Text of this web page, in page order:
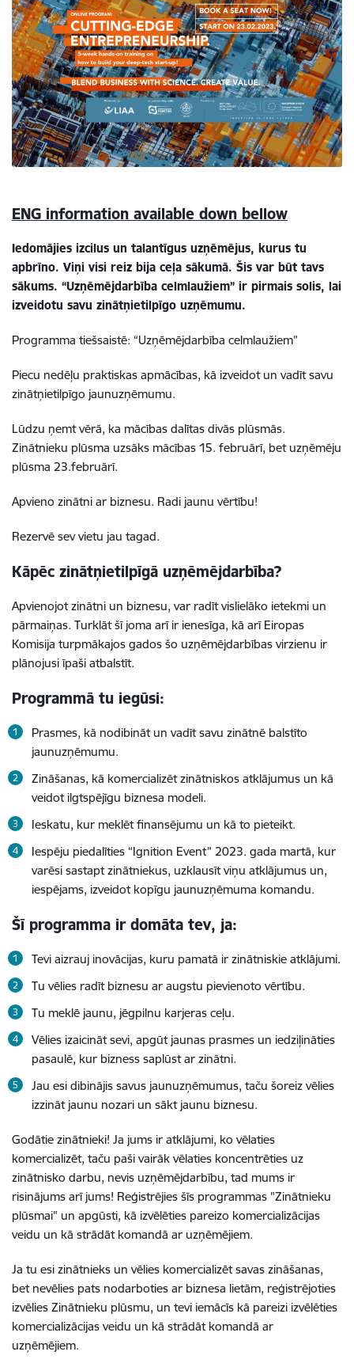
ENG information available down bellow
Iedomājies izcilus un talantīgus uzņēmējus, kurus tu
apbrīno. Viņi visi reiz bija ceļa sākumā. Šis var būt tavs
sākums. “Uzņēmējdarbība celmlaužiem” ir pirmais solis, lai
izveidotu savu zinātņietilpīgo uzņēmumu.
Programma tiešsaistē: “Uzņēmējdarbība celmlaužiem”
Piecu nedēļu praktiskas apmācības, kā izveidot un vadīt savu
zinātņietilpīgo jaunuzņēmumu.
Lūdzu ņemt vērā, ka mācības dalītas divās plūsmās.
Zinātnieku plūsma uzsāks mācības 15. februārī, bet uzņēmēju
plūsma 23.februārī.
Apvieno zinātni ar biznesu. Radi jaunu vērtību!
Rezervē sev vietu jau tagad.
Kāpēc zinātņietilpīgā uzņēmējdarbība?
Apvienojot zinātni un biznesu, var radīt vislielāko ietekmi un
pārmaiņas. Turklāt šī joma arī ir ienesīga, kā arī Eiropas
Komisija turpmākajos gados šo uzņēmējdarbības virzienu ir
plānojusi īpaši atbalstīt.
Programmā tu iegūsi:
Prasmes, kā nodibināt un vadīt savu zinātnē balstīto
jaunuzņēmumu.
Zināšanas, kā komercializēt zinātniskos atklājumus un kā
veidot ilgtspējīgu biznesa modeli.
Ieskatu, kur meklēt finansējumu un kā to pieteikt.
Iespēju piedalīties “Ignition Event” 2023. gada martā, kur
varēsi sastapt zinātniekus, uzklausīt viņu atklājumus un,
iespējams, izveidot kopīgu jaunuzņēmuma komandu.
Šī programma ir domāta tev, ja:
Tevi aizrauj inovācijas, kuru pamatā ir zinātniskie atklājumi.
Tu vēlies radīt biznesu ar augstu pievienoto vērtību.
Tu meklē jaunu, jēgpilnu karjeras ceļu.
Vēlies izaicināt sevi, apgūt jaunas prasmes un iedziļināties
pasaulē, kur bizness saplūst ar zinātni.
Jau esi dibinājis savus jaunuzņēmumus, taču šoreiz vēlies
izzināt jaunu nozari un sākt jaunu biznesu.
Godātie zinātnieki! Ja jums ir atklājumi, ko vēlaties
komercializēt, taču paši vairāk vēlaties koncentrēties uz
zinātnisko darbu, nevis uzņēmējdarbību, tad mums ir
risinājums arī jums! Reģistrējies šīs programmas "Zinātnieku
plūsmai" un apgūsti, kā izvēlēties pareizo komercializācijas
veidu un kā strādāt komandā ar uzņēmējiem.
Ja tu esi zinātnieks un vēlies komercializēt savas zināšanas,
bet nevēlies pats nodarboties ar biznesa lietām, reģistrējoties
izvēlies Zinātnieku plūsmu, un tevi iemācīs kā pareizi izvēlēties
komercializācijas veidu un kā strādāt komandā ar
uzņēmējiem.